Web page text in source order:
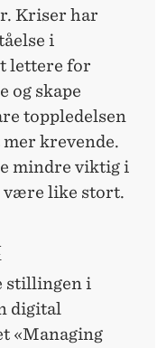
Kriser har
i
lettere for
og skape
toppledelsen
krevende.
mindre viktig i
være like stort.
stillingen i
digital
«Managing